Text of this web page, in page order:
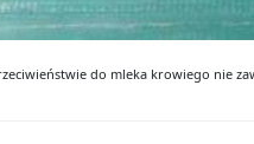
do mleka krowiego nie